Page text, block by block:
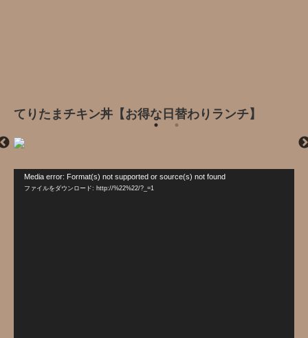
てりたまチキン丼【お得な日替わりランチ】
Media error: Format(s) not supported or source(s) not found
ファイルをダウンロード: http://%22%22/?_=1